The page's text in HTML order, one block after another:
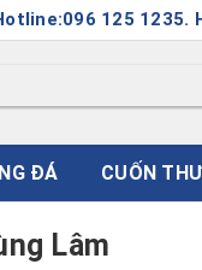
Hoặc Email:
ĐÁ CUỐN
Lâm